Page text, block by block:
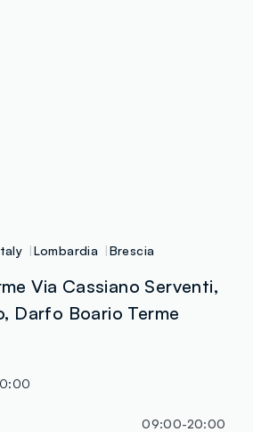
Lombardia Brescia
Via Cassiano Serventi,
Darfo Boario Terme
09:00-20:00